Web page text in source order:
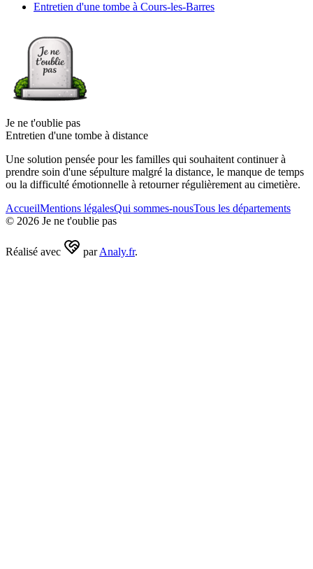
Entretien d'une tombe à Cours-les-Barres
Je ne t'oublie pas
Entretien d'une tombe à distance
Une solution pensée pour les familles qui souhaitent continuer à
prendre soin d'une sépulture malgré la distance, le manque de temps
ou la difficulté émotionnelle à retourner régulièrement au cimetière.
AccueilMentions légalesQui sommes-nousTous les départements
© 2026 Je ne t'oublie pas
Réalisé avec par Analy.fr.